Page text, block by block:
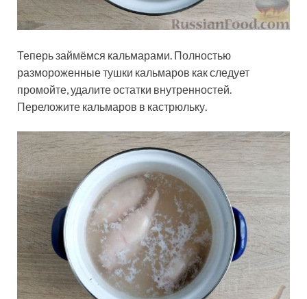
Теперь займёмся кальмарами. Полностью
размороженные тушки кальмаров как следует
промойте, удалите остатки внутренностей.
Переложите кальмаров в кастрюльку.